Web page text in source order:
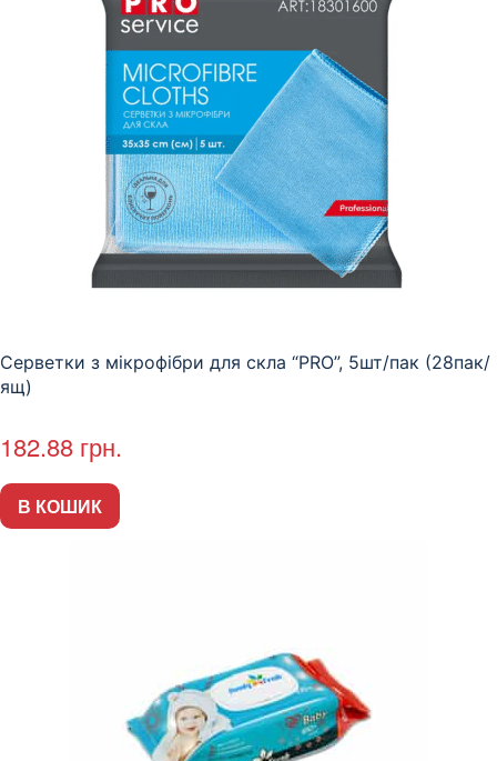
Серветки з мікрофібри для скла “PRO”, 5шт/пак (28пак/
ящ)
182.88 грн.
В КОШИК